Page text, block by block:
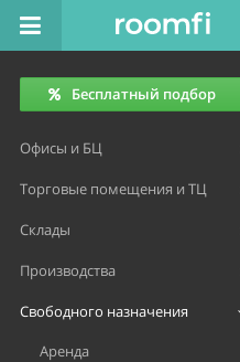
Бесплатный подбор
Офисы и БЦ
Торговые помещения и ТЦ
Склады
Производства
Свободного назначения
Аренда